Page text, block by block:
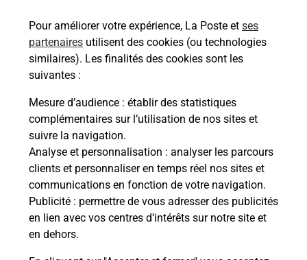
Pour améliorer votre expérience, La Poste et ses
partenaires utilisent des cookies (ou technologies
similaires). Les finalités des cookies sont les
suivantes :
Mesure d’audience : établir des statistiques
complémentaires sur l’utilisation de nos sites et
suivre la navigation.
Analyse et personnalisation : analyser les parcours
clients et personnaliser en temps réel nos sites et
communications en fonction de votre navigation.
Publicité : permettre de vous adresser des publicités
en lien avec vos centres d’intérêts sur notre site et
en dehors.
22 Rue Clemenceau
68040 Ingersheim
Boîte aux lettres La Poste
Prochaine collecte du courriersamedi à 09h00
7 Rue De La Republique
68040 Ingersheim
Le lien s'ouvre dans un nouvel onglet